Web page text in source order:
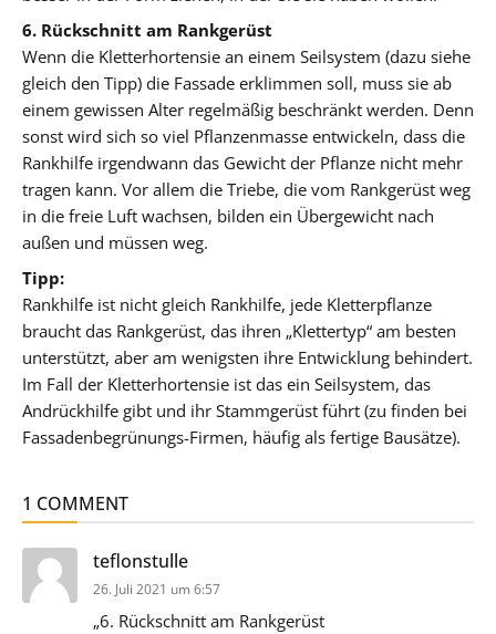
6. Rückschnitt am Rankgerüst
Wenn die Kletterhortensie an einem Seilsystem (dazu siehe
gleich den Tipp) die Fassade erklimmen soll, muss sie ab
einem gewissen Alter regelmäßig beschränkt werden. Denn
sonst wird sich so viel Pflanzenmasse entwickeln, dass die
Rankhilfe irgendwann das Gewicht der Pflanze nicht mehr
tragen kann. Vor allem die Triebe, die vom Rankgerüst weg
in die freie Luft wachsen, bilden ein Übergewicht nach
außen und müssen weg.
Tipp:
Rankhilfe ist nicht gleich Rankhilfe, jede Kletterpflanze
braucht das Rankgerüst, das ihren „Klettertyp“ am besten
unterstützt, aber am wenigsten ihre Entwicklung behindert.
Im Fall der Kletterhortensie ist das ein Seilsystem, das
Andrückhilfe gibt und ihr Stammgerüst führt (zu finden bei
Fassadenbegrünungs-Firmen, häufig als fertige Bausätze).
1 COMMENT
teflonstulle
26. Juli 2021 um 6:57
„6. Rückschnitt am Rankgerüst